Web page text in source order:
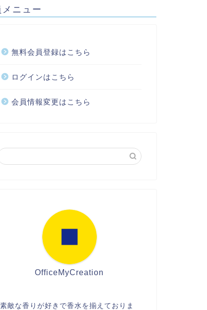
ニュー
無料会員登録はこちら
ログインはこちら
会員情報変更はこちら
OfficeMyCreation
素敵な香りが好きで香水を揃えておりま